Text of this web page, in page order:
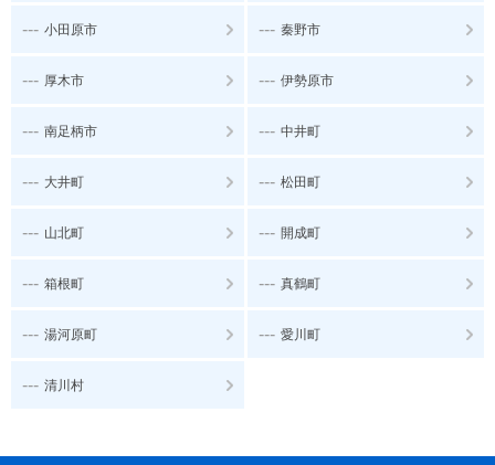
--- 小田原市 --- 秦野市
--- 厚木市 --- 伊勢原市
--- 南足柄市 --- 中井町
--- 大井町 --- 松田町
--- 山北町 --- 開成町
--- 箱根町 --- 真鶴町
--- 湯河原町 --- 愛川町
--- 清川村